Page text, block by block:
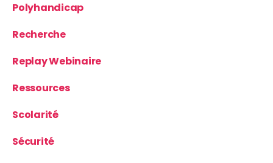
Polyhandicap
Recherche
Replay Webinaire
Ressources
Scolarité
Sécurité